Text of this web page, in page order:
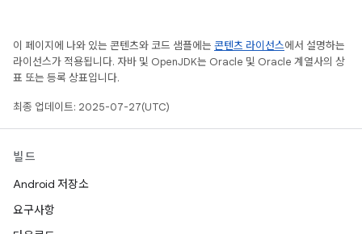
이 페이지에 나와 있는 콘텐츠와 코드 샘플에는 콘텐츠 라이선스에서 설명하는
라이선스가 적용됩니다. 자바 및 OpenJDK는 Oracle 및 Oracle 계열사의 상
표 또는 등록 상표입니다.
최종 업데이트: 2025-07-27(UTC)
빌드
Android 저장소
요구사항